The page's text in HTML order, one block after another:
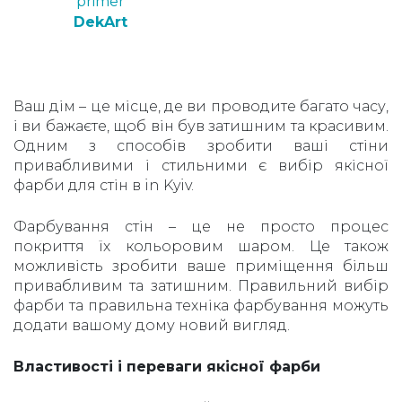
DekArt
Ваш дім – це місце, де ви проводите багато часу,
і ви бажаєте, щоб він був затишним та красивим.
Одним з способів зробити ваші стіни
привабливими і стильними є вибір якісної
фарби для стін в in Kyiv.
Фарбування стін – це не просто процес
покриття їх кольоровим шаром. Це також
можливість зробити ваше приміщення більш
привабливим та затишним. Правильний вибір
фарби та правильна техніка фарбування можуть
додати вашому дому новий вигляд.
Властивості і переваги якісної фарби